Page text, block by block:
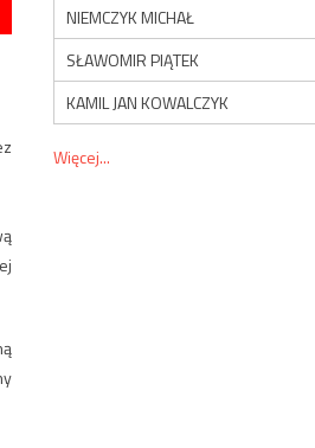
NIEMCZYK MICHAŁ
SŁAWOMIR PIĄTEK
KAMIL JAN KOWALCZYK
Więcej...